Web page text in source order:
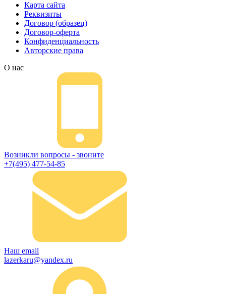
Карта сайта
Реквизиты
Договор (образец)
Договор-оферта
Конфиденциальность
Авторские права
О нас
Возникли вопросы - звоните
+7(495) 477-54-85
Наш email
lazerkaru@yandex.ru